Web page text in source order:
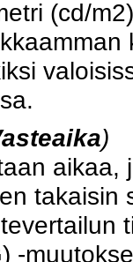
(cd/
)
aikaa,
takaisin
-